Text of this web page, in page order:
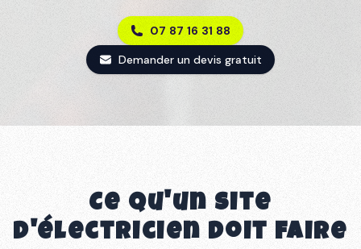
07 87 16 31 88
Demander un devis gratuit
Ce qu'un site
d'électricien doit faire